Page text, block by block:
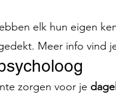
elk hun eigen
Meer info vind
zorgen voor je